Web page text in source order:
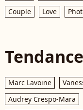
Couple
Love
Marc Lavoine
Audrey Crespo-Mara